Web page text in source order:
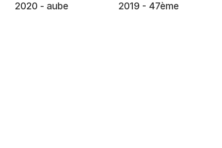
2020 - aube
2019 - 47ème